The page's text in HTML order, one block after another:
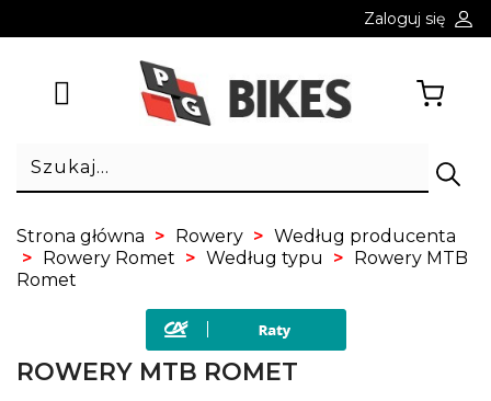
Zaloguj się
Strona główna Rowery
Według producenta
Rowery Romet
Według typu
Rowery MTB
Romet
ROWERY MTB ROMET